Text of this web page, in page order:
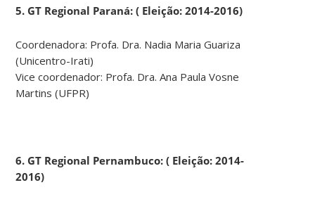
5. GT Regional Paraná:( Eleição: 2014-2016)
Coordenadora: Profa. Dra. Nadia Maria Guariza
(Unicentro-Irati)
Vice coordenador: Profa. Dra. Ana Paula Vosne
Martins (UFPR)
6. GT Regional Pernambuco: ( Eleição: 2014-
2016)